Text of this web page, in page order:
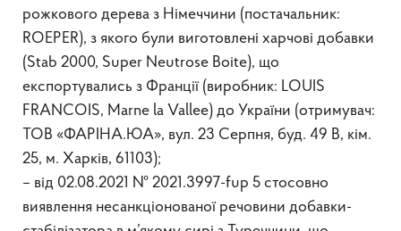
рожкового дерева з Німеччини (постачальник:
ROEPER), з якого були виготовлені харчові добавки
(Stab 2000, Super Neutrose Boite), що
експортувались з Франції (виробник: LOUIS
FRANCOIS, Marne la Vallee) до України (отримувач:
TOB «ФАРІНА.ЮА», вул. 23 Серпня, буд. 49 В, кім.
25, м. Харків, 61103);
– від 02.08.2021 № 2021.3997-fup 5 стосовно
виявлення несанкціонованої речовини добавки-